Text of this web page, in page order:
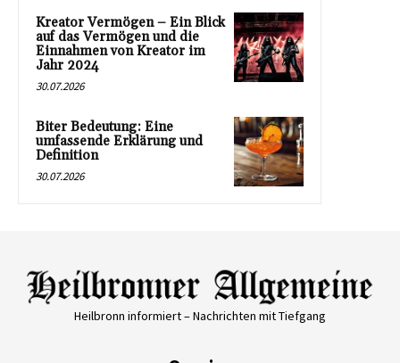
Kreator Vermögen – Ein Blick
auf das Vermögen und die
Einnahmen von Kreator im
Jahr 2024
30.07.2026
Biter Bedeutung: Eine
umfassende Erklärung und
Definition
30.07.2026
Heilbronn informiert – Nachrichten mit Tiefgang